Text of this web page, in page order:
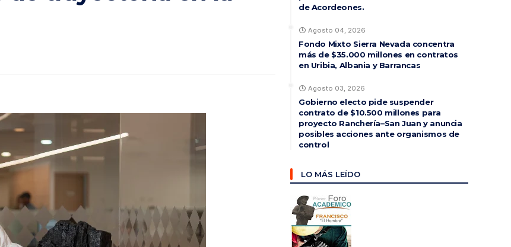
de Acordeones.
Agosto 04, 2026
Fondo Mixto Sierra Nevada concentra
más de $35.000 millones en contratos
en Uribia, Albania y Barrancas
Agosto 03, 2026
Gobierno electo pide suspender
contrato de $10.500 millones para
proyecto Ranchería–San Juan y anuncia
posibles acciones ante organismos de
control
LO MÁS LEÍDO